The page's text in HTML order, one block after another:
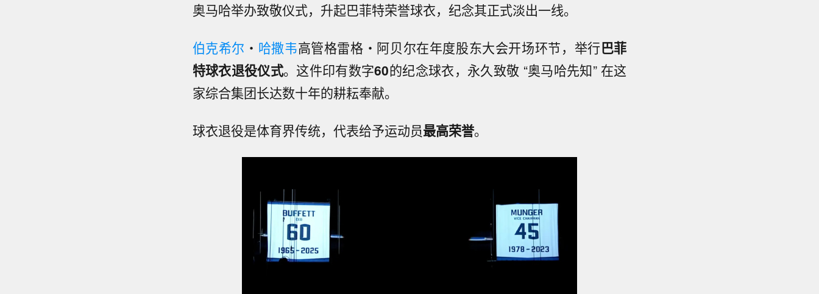
奥马哈举办致敬仪式，升起巴菲特荣誉球衣，纪念其正式淡出一线。
伯克希尔 ・ 哈撒韦高管格雷格・阿贝尔在年度股东大会开场环节，举行巴菲
特球衣退役仪式。这件印有数字60的纪念球衣，永久致敬 “奥马哈先知” 在这
家综合集团长达数十年的耕耘奉献。
球衣退役是体育界传统，代表给予运动员最高荣誉。